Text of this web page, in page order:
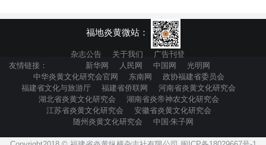
福地炎黄微站：
杂志公告 关于我们
广告刊登
友情链接：
新华网 人民网 中国网
光明网
中华炎黄文化研究会官网
东南网
政协福建省委员会
福建省文化与旅游厅
福建省侨联网
河南省炎黄文化研究会
湖北省炎黄文化研究会
湖南省炎帝神农文化研究会
江苏省炎黄文化研究会
安徽省炎黄文化研究会
随州炎黄文化研究会
中国·朱子网